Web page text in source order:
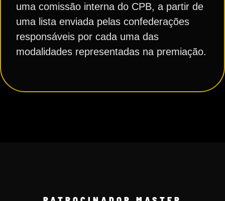
uma comissão interna do CPB, a partir de
uma lista enviada pelas confederações
responsáveis por cada uma das
modalidades representadas na premiação.